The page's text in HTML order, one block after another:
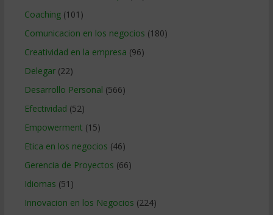
Coaching(101)
Comunicacion en los negocios (180)
Creatividad en la empresa (96)
Delegar(22)
Desarrollo Personal (566)
Efectividad (52)
Empowerment (15)
Etica en los negocios (46)
Gerencia de Proyectos (66)
Idiomas (51)
Innovacion en los Negocios (224)